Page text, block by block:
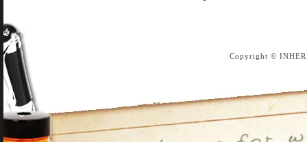
Copyright ©